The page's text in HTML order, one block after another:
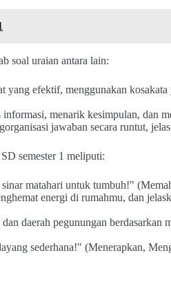
soal uraian antara lain:
yang efektif, menggunakan kosakata
menarik kesimpulan, dan
jawaban secara runtut,
semester 1 meliputi:
matahari untuk tumbuh!"
energi di rumahmu, dan
daerah pegunungan berdasarkan
sederhana!" (Menerapkan,